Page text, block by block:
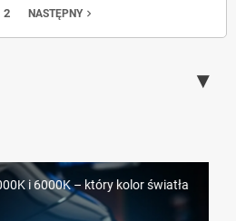
i 6000K – który kolor światła
2 NASTĘPNYnavigate_next